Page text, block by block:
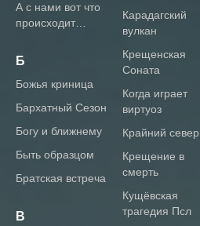
А с нами вот что
происходит…
Б
Божья криница
Бархатный Сезон
Богу и ближнему
Быть образцом
Братская встреча
В
Карадагский
вулкан
Крещенская
Соната
Когда играет
виртуоз
Крайний север
Крещение в
смерть
Кущёвская
трагедия Псл